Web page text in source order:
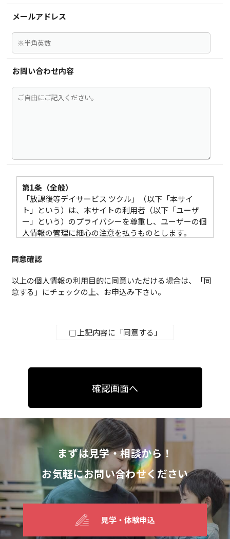
メールアドレス
お問い合わせ内容
第1条（全般）
「放課後等デイサービス ツクル」（以下「本サイ
ト」という）は、本サイトの利用者（以下「ユーザ
ー」という）のプライバシーを尊重し、ユーザーの個
人情報の管理に細心の注意を払うものとします。
するための方針を以下のとおり定め、施策の実施・維
持、それらの継続的な改善を行います。本サイトは、
個人情報保護に関する法令及びその他の規範を遵守し
ます。
あって、当該情報に含まれる氏名、住所、電話番号、
することができ、それにより特定の個人を識別するこ
第3条（個人情報の収集）
入手を行わないものとします。
本サイトは、個人情報を収集する場合、その利用目的
をあらかじめ通知又は公表するものとします。
第4条（本サイトによるクッキー等の使用について）
本サイトは、クッキー及びIPアドレス等から嗜好情
報・履歴情報及びその他のユーザーのプライバシーに
係る情報を収集する場合があります。
ユーザーは、ブラウザの設定でクッキー等を無効にす
ることにより、本サイトのクッキー等の使用を拒否す
ることができます。
同意確認
以上の個人情報の利用目的に同意いただける場合は、「同
意する」にチェックの上、お申込み下さい。
上記内容に「同意する」
まずは見学・相談から！
お気軽にお問い合わせください
見学・体験申込